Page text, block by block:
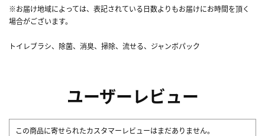
※お届け地域によっては、表記されている日数よりもお届けにお時間を頂く
場合がございます。
トイレブラシ、除菌、消臭、掃除、流せる、ジャンボパック
ユーザーレビュー
この商品に寄せられたカスタマーレビューはまだありません。